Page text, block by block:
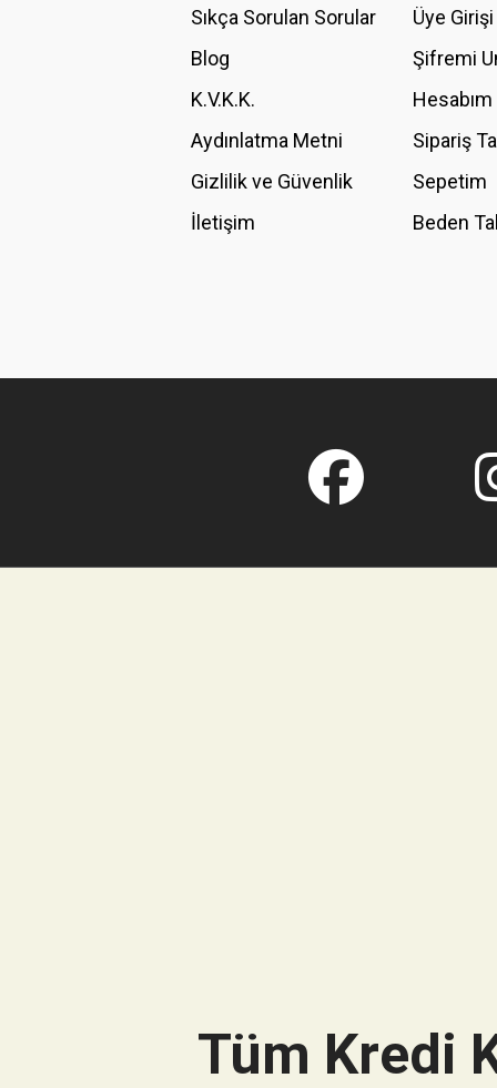
Ürün fiyatı diğer sitelerden daha pahalı.
Bu ürüne benzer farklı alternatifler olmalı.
Sıkça Sorulan Sorular
Blog
K.V.K.K.
Aydınlatma Metni
Gizlilik ve Güvenlik
İletişim
Üye Girişi
Şifremi
Hesabım
Sipariş
Sepetim
Beden
Tüm Kredi